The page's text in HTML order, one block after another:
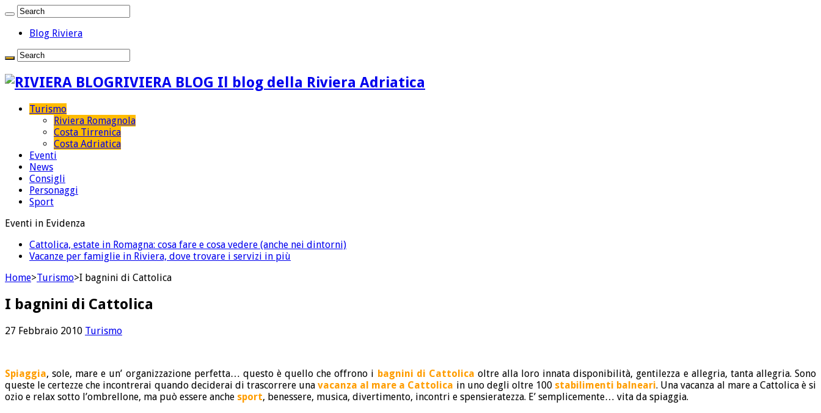
Blog Riviera
RIVIERA BLOG Il blog della Riviera Adriatica
Turismo
Riviera Romagnola
Costa Tirrenica
Costa Adriatica
Eventi
News
Consigli
Personaggi
Sport
Eventi in Evidenza
Cattolica, estate in Romagna: cosa fare e cosa vedere (anche nei dintorni)
Vacanze per famiglie in Riviera, dove trovare i servizi in più
Home>Turismo>I bagnini di Cattolica
I bagnini di Cattolica
27 Febbraio 2010 Turismo
Spiaggia, sole, mare e un’ organizzazione perfetta… questo è quello che offrono i bagnini di Cattolica oltre alla loro innata disponibilità, gentilezza e allegria, tanta allegria. Sono
queste le certezze che incontrerai quando deciderai di trascorrere unavacanza al mare a Cattolica in uno degli oltre 100 stabilimenti balneari. Una vacanza al mare a Cattolica è si
ozio e relax sotto l’ombrellone, ma può essere anche sport, benessere, musica, divertimento, incontri e spensieratezza. E’ semplicemente… vita da spiaggia.